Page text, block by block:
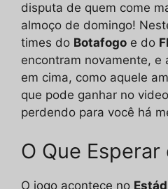
disputa de quem come
almoço de domingo!
times do Botafogo e do
encontram novamente, e
em cima, como aquele
que pode ganhar no
perdendo para você há
O Que
O jogo acontece no